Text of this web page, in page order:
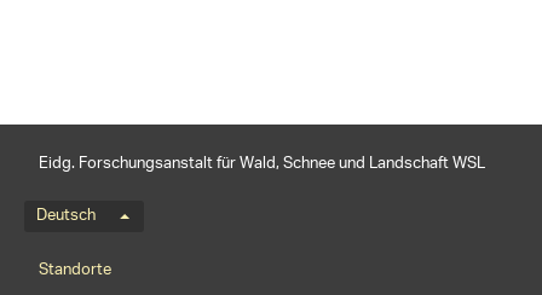
Eidg. Forschungsanstalt für Wald, Schnee und Landschaft WSL
Sprachmenü
Deutsch
Footernavigation
Standorte